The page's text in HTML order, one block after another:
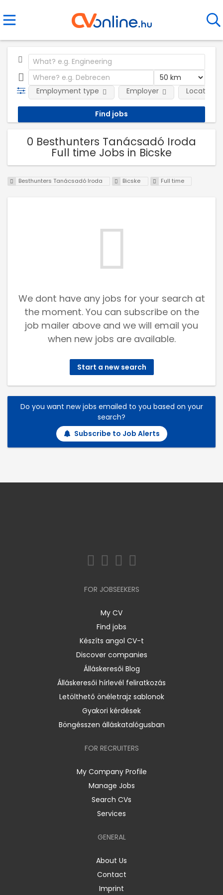
Employment type Employer Location
0 Besthunters Tanácsadó Iroda
Full time Jobs in Bicske
Besthunters Tanácsadó Iroda Bicske Full time
We dont have any jobs for your search at
the moment. You can subscribe on the
job mailer above and we will email you
when new jobs are available.
Start a new search
Do you want new jobs emailed to you based on your
search?
Subscribe to Job Alerts
FOR JOBSEEKERS
My CV
Find jobs
Készíts angol CV-t
Discover companies
Álláskeresői Blog
Álláskeresői hírlevél feliratkozás
Letölthető önéletrajz sablonok
Gyakori kérdések
Böngésszen álláskatalógusban
FOR RECRUITERS
My Company Profile
Manage Jobs
Search CVs
Services
GENERAL
About Us
Contact
Imprint